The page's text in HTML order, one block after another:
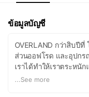
ข้อมูลบัญชี
OVERLAND กว่าสิบปี
ส่วนออฟโรด และอุปก
เราได้ทำให้เราตระหนั
รู้และเข้าใจว่านักเดินท
...See more